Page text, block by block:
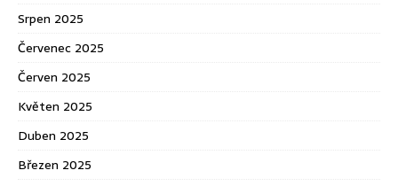
Srpen 2025
Červenec 2025
Červen 2025
Květen 2025
Duben 2025
Březen 2025